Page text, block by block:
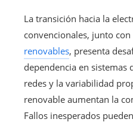
La transición hacia la
convencionales, junto
renovables, presenta
dependencia en sistemas
redes y la variabilidad
renovable aumentan la
Fallos inesperados